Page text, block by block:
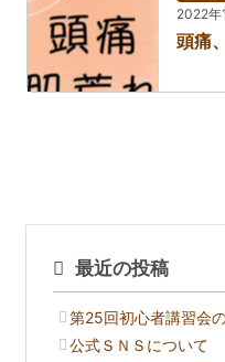
2022年
頭痛
最近の投稿
第25回初心者講習会
公式ＳＮＳについて